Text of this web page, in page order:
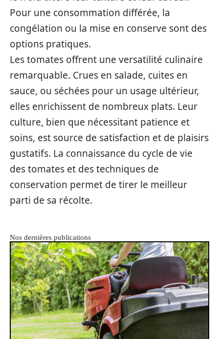
Pour une consommation différée, la
congélation ou la mise en conserve sont des
options pratiques.
Les tomates offrent une versatilité culinaire
remarquable. Crues en salade, cuites en
sauce, ou séchées pour un usage ultérieur,
elles enrichissent de nombreux plats. Leur
culture, bien que nécessitant patience et
soins, est source de satisfaction et de plaisirs
gustatifs. La connaissance du cycle de vie
des tomates et des techniques de
conservation permet de tirer le meilleur
parti de sa récolte.
Nos dernières publications